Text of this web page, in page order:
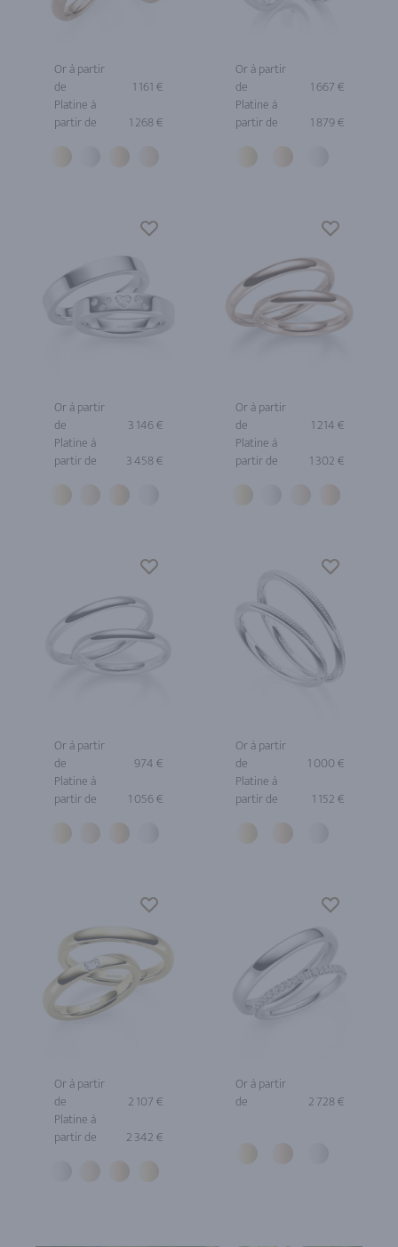
Or à partir
de
1 161 €
Platine à
partir de
1 268 €
Or à partir
de
1 667 €
Platine à
partir de
1 879 €
Or à partir
de
3 146 €
Platine à
partir de
3 458 €
Or à partir
de
1 214 €
Platine à
partir de
1 302 €
Or à partir
de
974 €
Platine à
partir de
1 056 €
Or à partir
de
1 000 €
Platine à
partir de
1 152 €
Or à partir
de
2 107 €
Platine à
partir de
2 342 €
Or à partir
de
2 728 €